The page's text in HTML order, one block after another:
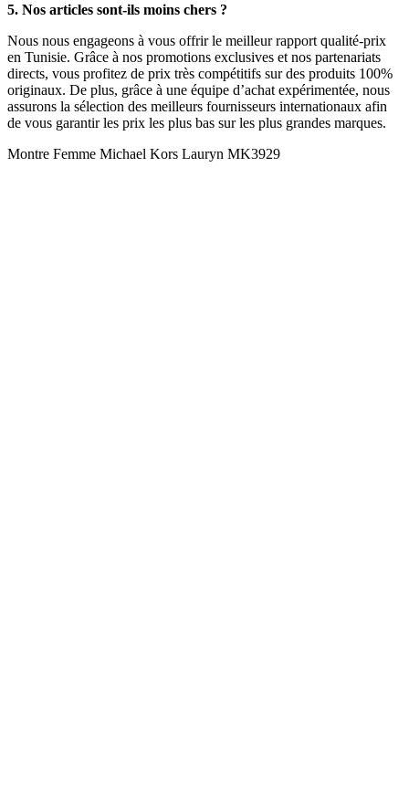
5. Nos articles sont-ils moins chers ?
Nous nous engageons à vous offrir le meilleur rapport qualité-prix
en Tunisie. Grâce à nos promotions exclusives et nos partenariats
directs, vous profitez de prix très compétitifs sur des produits 100%
originaux. De plus, grâce à une équipe d’achat expérimentée, nous
assurons la sélection des meilleurs fournisseurs internationaux afin
de vous garantir les prix les plus bas sur les plus grandes marques.
Montre Femme Michael Kors Lauryn MK3929